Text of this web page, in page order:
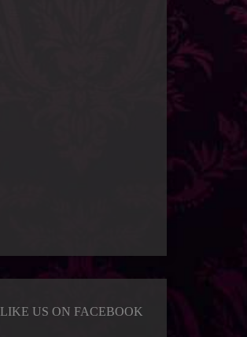
LIKE US ON FACEBOOK